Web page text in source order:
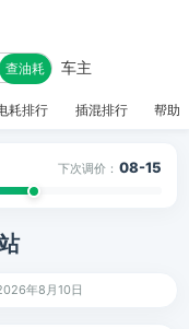
查油耗 车主
耗排行 插混排行 帮助
下次调价： 08-15
年8月10日